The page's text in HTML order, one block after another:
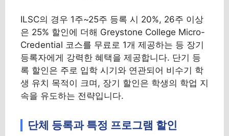
ILSC의 경우 1주~25주 등록 시 20%, 26주 이상
은 25% 할인에 더해 Greystone College Micro-
Credential 코스를 무료로 1개 제공하는 등 장기
등록자에게 강력한 혜택을 제공합니다. 단기 등
록 할인은 주로 입학 시기와 연관되어 비수기 학
생 유치 목적이 크며, 장기 할인은 학생의 학업 지
속을 유도하는 전략입니다.
단체 등록과 특정 프로그램 할인